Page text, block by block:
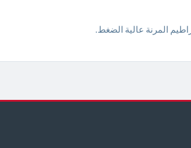
المرنة عالية الضغط.